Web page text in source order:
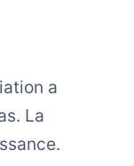
a
La